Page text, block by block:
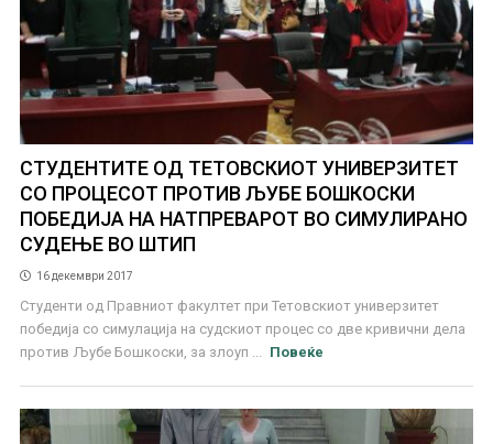
СТУДЕНТИТЕ ОД ТЕТОВСКИОТ УНИВЕРЗИТЕТ
СО ПРОЦЕСОТ ПРОТИВ ЉУБЕ БОШКОСКИ
ПОБЕДИЈА НА НАТПРЕВАРОТ ВО СИМУЛИРАНО
СУДЕЊЕ ВО ШТИП
16 декември 2017
Студенти од Правниот факултет при Тетовскиот универзитет
победија со симулација на судскиот процес со две кривични дела
против Љубе Бошкоски, за злоуп ...
Повеќе